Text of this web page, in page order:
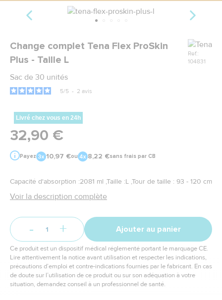
Change complet Tena Flex ProSkin
Plus - Taille L
Sac de 30 unités
Marque
Ref.:
104831
5/5 - 2 avis
Livré chez vous en 24h
32,90 €
Payez 10,97 €ou 8,22 €sans frais par CB
Capacité d'absorption :2081 ml ,Taille :L ,Tour de taille : 93 - 120 cm
Voir la description complète
- + Ajouter au panier
Ce produit est un dispositif médical réglementé portant le marquage CE.
Lire attentivement la notice avant utilisation et respecter les indications,
précautions d’emploi et contre-indications fournies par le fabricant. En cas
de doute sur l’utilisation de ce produit ou sur son adéquation à votre
situation, demandez conseil à un professionnel de santé.